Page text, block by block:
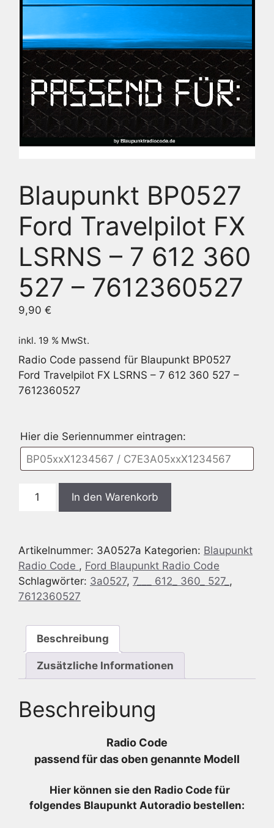
Blaupunkt BP0527
Ford Travelpilot FX
LSRNS – 7 612 360
527 – 7612360527
9,90 €
inkl. 19 % MwSt.
Radio Code passend für Blaupunkt BP0527
Ford Travelpilot FX LSRNS – 7 612 360 527 –
7612360527
Hier die Seriennummer eintragen:
Blaupunkt
FX
LSRNS
-
7
360
In den Warenkorb
Artikelnummer: 3A0527a Kategorien: Blaupunkt
Radio Code , Ford Blaupunkt Radio Code
Schlagwörter: 3a0527, 7___ 612_ 360_ 527_ ,
7612360527
Beschreibung
Zusätzliche Informationen
Beschreibung
Radio Code
passend für das oben genannte Modell
Hier können sie den Radio Code für
folgendes Blaupunkt Autoradio bestellen: